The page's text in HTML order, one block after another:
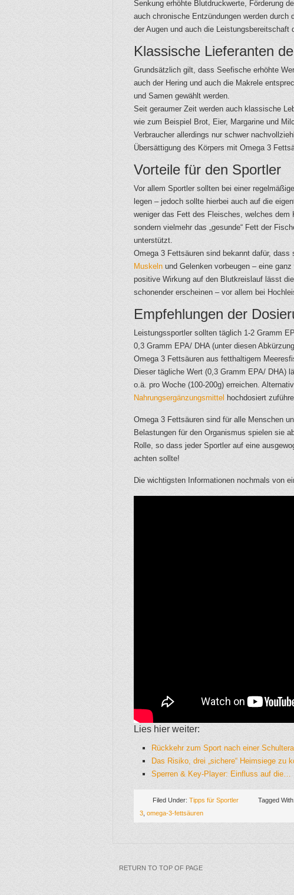
Senkung erhöhte Blutdruckwerte, Förderung
auch chronische Entzündungen werden
der Augen und auch die Leistungsbereitschaft
Klassische Lieferanten
Grundsätzlich gilt, dass Seefische erhöhte
auch der Hering und auch die Makrele
und Samen gewählt werden.
Seit geraumer Zeit werden auch klassische
wie zum Beispiel Brot, Eier, Margarine und
Verbraucher allerdings nur schwer
Übersättigung des Körpers mit Omega 3
Vorteile für den Sportler
Vor allem Sportler sollten bei einer
legen – jedoch sollte hierbei auch auf die
weniger das Fett des Fleisches, welches
sondern vielmehr das „gesunde“ Fett der
unterstützt.
Omega 3 Fettsäuren sind bekannt dafür,
Muskeln und Gelenken vorbeugen – eine
positive Wirkung auf den Blutkreislauf lässt
schonender erscheinen – vor allem bei
Empfehlungen der
Leistungssportler sollten täglich 1-2 Gramm
0,3 Gramm EPA/ DHA (unter diesen
Omega 3 Fettsäuren aus fetthaltigem
Dieser tägliche Wert (0,3 Gramm EPA/ DHA)
o.ä. pro Woche (100-200g) erreichen.
Nahrungsergänzungsmittel hochdosiert
Omega 3 Fettsäuren sind für alle Menschen
Belastungen für den Organismus spielen sie
Rolle, so dass jeder Sportler auf eine
achten sollte!
Die wichtigsten Informationen nochmals von
Lies hier weiter:
Rückkehr zum Sport nach einer
Das Risiko, drei „sichere“ Heimsiege zu
Sperren & Key-Player: Einfluss auf die…
Filed Under: Tipps für Sportler Tagged With:
3 omega-3-fettsäuren
RETURN TO TOP OF PAGE